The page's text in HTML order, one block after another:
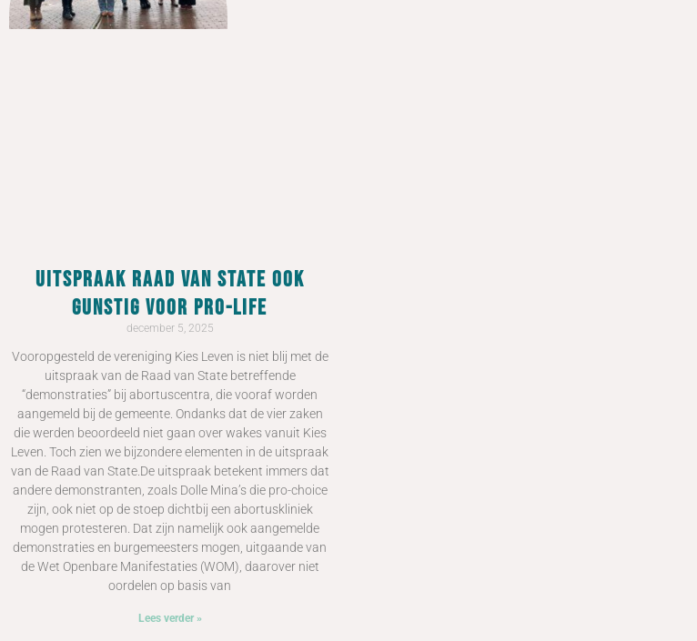
Uitspraak Raad van State ook
gunstig voor pro-life
december 5, 2025
Vooropgesteld de vereniging Kies Leven is niet blij met de
uitspraak van de Raad van State betreffende
“demonstraties” bij abortuscentra, die vooraf worden
aangemeld bij de gemeente. Ondanks dat de vier zaken
die werden beoordeeld niet gaan over wakes vanuit Kies
Leven. Toch zien we bijzondere elementen in de uitspraak
van de Raad van State.De uitspraak betekent immers dat
andere demonstranten, zoals Dolle Mina’s die pro-choice
zijn, ook niet op de stoep dichtbij een abortuskliniek
mogen protesteren. Dat zijn namelijk ook aangemelde
demonstraties en burgemeesters mogen, uitgaande van
de Wet Openbare Manifestaties (WOM), daarover niet
oordelen op basis van
Lees verder »